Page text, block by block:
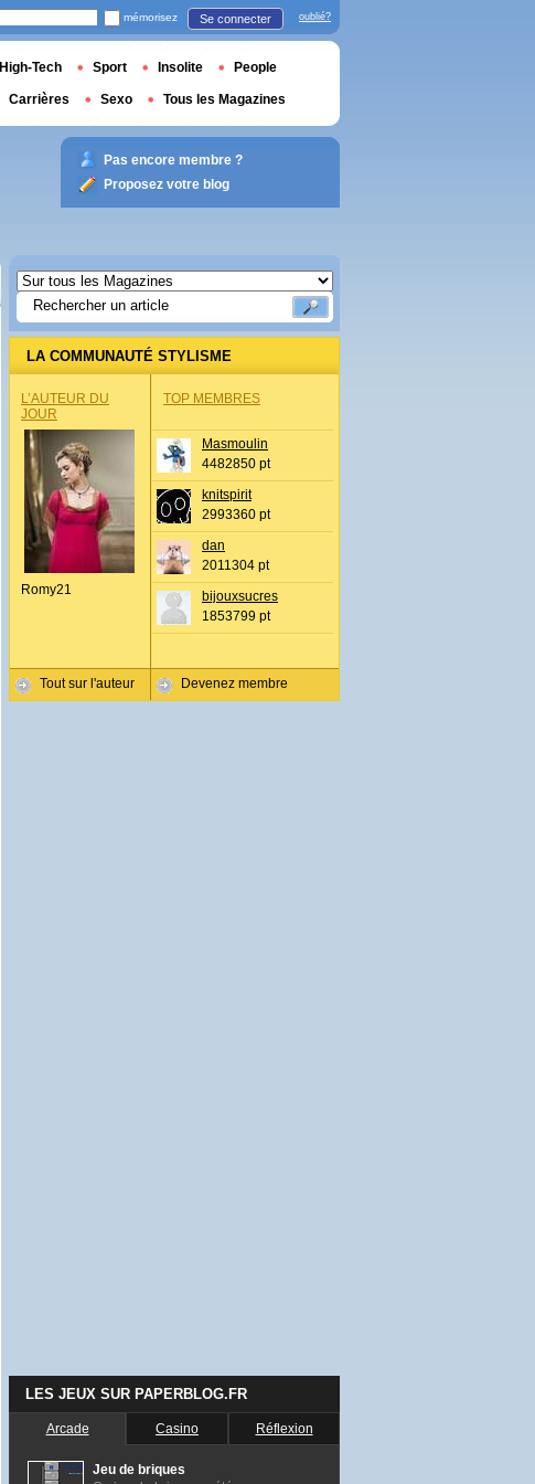
LA COMMUNAUTÉ STYLISME
L’AUTEUR DU
JOUR
Romy21
Tout sur l'auteur
TOP MEMBRES
Masmoulin
4482850 pt
knitspirit
2993360 pt
dan
2011304 pt
bijouxsucres
1853799 pt
Devenez membre
LES JEUX SUR PAPERBLOG.FR
Arcade Casino Réflexion
Jeu de briques
mémorisez Se connecter oublié?
High-Tech Sport Insolite People
Carrières Sexo Tous les Magazines
Pas encore membre ?
Proposez votre blog